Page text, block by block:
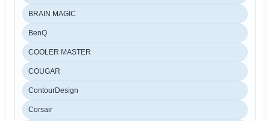
BRAIN MAGIC
BenQ
COOLER MASTER
COUGAR
ContourDesign
Corsair